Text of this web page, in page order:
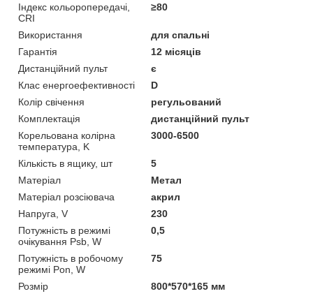
Індекс кольоропередачі,
CRI
≥80
Використання
для спальні
Гарантія
12 місяців
Дистанційний пульт
є
Клас енергоефективності
D
Колір свічення
регульований
Комплектація
дистанційний пульт
Корельована колірна
температура, K
3000-6500
Кількість в ящику, шт
5
Матеріал
Метал
Матеріал розсіювача
акрил
Напруга, V
230
Потужність в режимі
очікування Psb, W
0,5
Потужність в робочому
режимі Pon, W
75
Розмір
800*570*165 мм